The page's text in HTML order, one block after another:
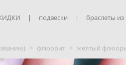
| подвески | браслеты из
> флюорит > желтый